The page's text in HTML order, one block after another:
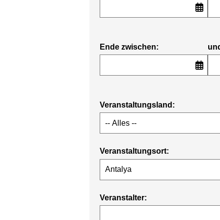
Ende zwischen:
Veranstaltungsland:
Veranstaltungsort:
Veranstalter: